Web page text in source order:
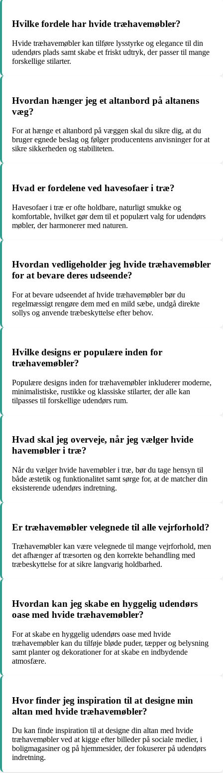
Hvilke fordele har hvide træhavemøbler?
Hvide træhavemøbler kan tilføre lysstyrke og elegance til din
udendørs plads samt skabe et friskt udtryk, der passer til mange
forskellige stilarter.
Hvordan hænger jeg et altanbord på altanens
væg?
For at hænge et altanbord på væggen skal du sikre dig, at du
bruger egnede beslag og følger producentens anvisninger for at
sikre sikkerheden og stabiliteten.
Hvad er fordelene ved havesofaer i træ?
Havesofaer i træ er ofte holdbare, naturligt smukke og
komfortable, hvilket gør dem til et populært valg for udendørs
møbler, der harmonerer med naturen.
Hvordan vedligeholder jeg hvide træhavemøbler
for at bevare deres udseende?
For at bevare udseendet af hvide træhavemøbler bør du
regelmæssigt rengøre dem med en mild sæbe, undgå direkte
sollys og anvende træbeskyttelse efter behov.
Hvilke designs er populære inden for
træhavemøbler?
Populære designs inden for træhavemøbler inkluderer moderne,
minimalistiske, rustikke og klassiske stilarter, der alle kan
tilpasses til forskellige udendørs rum.
Hvad skal jeg overveje, når jeg vælger hvide
havemøbler i træ?
Når du vælger hvide havemøbler i træ, bør du tage hensyn til
både æstetik og funktionalitet samt sørge for, at de matcher din
eksisterende udendørs indretning.
Er træhavemøbler velegnede til alle vejrforhold?
Træhavemøbler kan være velegnede til mange vejrforhold, men
det afhænger af træsorten og den korrekte behandling med
træbeskyttelse for at sikre langvarig holdbarhed.
Hvordan kan jeg skabe en hyggelig udendørs
oase med hvide træhavemøbler?
For at skabe en hyggelig udendørs oase med hvide
træhavemøbler kan du tilføje bløde puder, tæpper og belysning
samt planter og dekorationer for at skabe en indbydende
atmosfære.
Hvor finder jeg inspiration til at designe min
altan med hvide træhavemøbler?
Du kan finde inspiration til at designe din altan med hvide
træhavemøbler ved at kigge efter billeder på sociale medier, i
boligmagasiner og på hjemmesider, der fokuserer på udendørs
indretning.